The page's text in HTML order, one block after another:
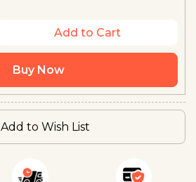
Add to Cart
Buy Now
Add to Wish List